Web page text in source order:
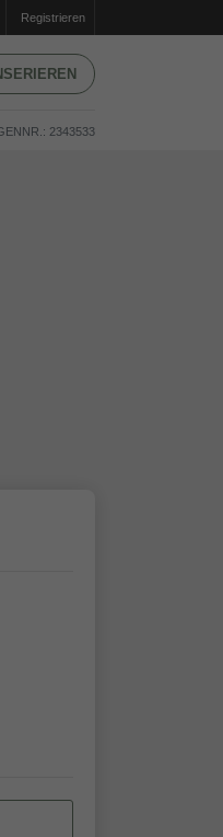
Registrieren
2343533